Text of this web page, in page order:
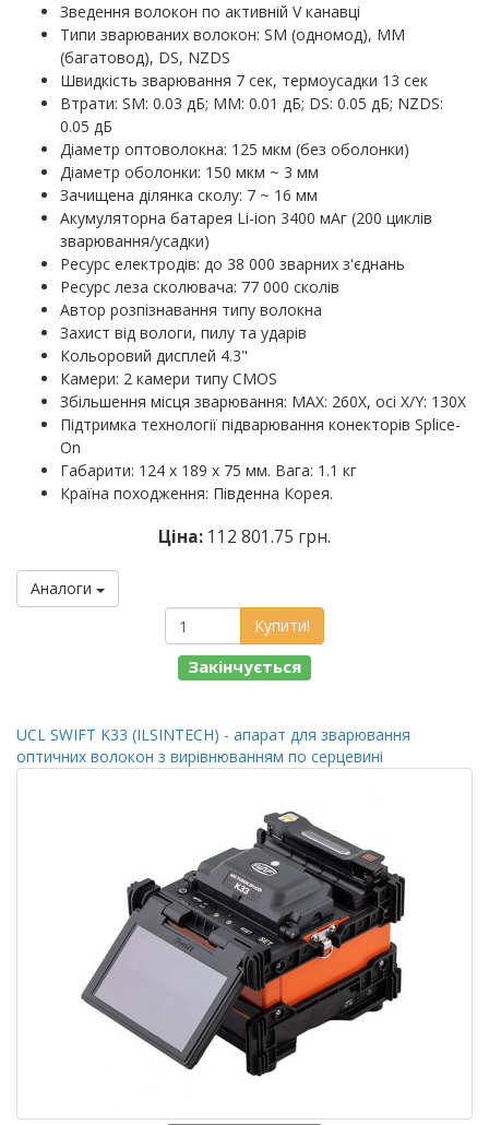
Зведення волокон по активній V канавці
Типи зварюваних волокон: SM (одномод), MM
(багатовод), DS, NZDS
Швидкість зварювання 7 сек, термоусадки 13 сек
Втрати: SM: 0.03 дБ; MM: 0.01 дБ; DS: 0.05 дБ; NZDS:
0.05 дБ
Діаметр оптоволокна: 125 мкм (без оболонки)
Діаметр оболонки: 150 мкм ~ 3 мм
Зачищена ділянка сколу: 7 ~ 16 мм
Акумуляторна батарея Li-ion 3400 мАг (200 циклів
зварювання/усадки)
Ресурс електродів: до 38 000 зварних з'єднань
Ресурс леза сколювача: 77 000 сколів
Автор розпізнавання типу волокна
Захист від вологи, пилу та ударів
Кольоровий дисплей 4.3"
Камери: 2 камери типу CMOS
Збільшення місця зварювання: MAX: 260X, осі X/Y: 130X
Підтримка технології підварювання конекторів Splice-
On
Габарити: 124 х 189 х 75 мм. Вага: 1.1 кг
Країна походження: Південна Корея.
Ціна: 112 801.75 грн.
Аналоги
Купити!
Закінчується
UCL SWIFT K33 (ILSINTECH) - апарат для зварювання
оптичних волокон з вирівнюванням по серцевині